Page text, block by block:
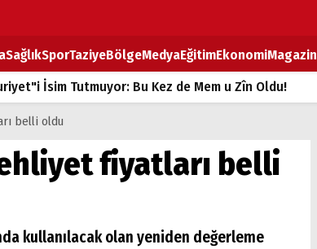
SağlıkSporTaziyeBölgeMedyaEğitimEkonomiMagazin
İsim Tutmuyor: Bu Kez de Mem u Zîn Oldu!
Zam
sırtındaki ağır yük
belli oldu
fiyatları belli
kullanılacak olan yeniden değerleme